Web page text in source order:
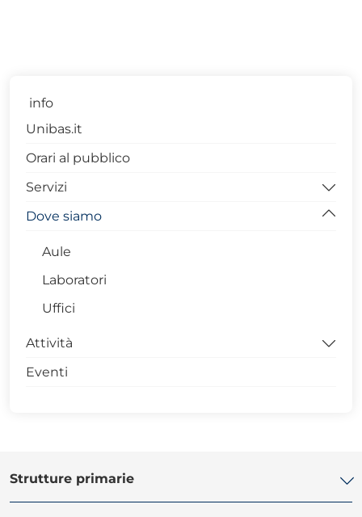
info
Unibas.it
Orari al pubblico
Servizi
Modulistica
Calendario
Riconoscimento idoneità
Dove siamo
Aule
Laboratori
Uffici
Attività
Autoapprendimento
Eventi
Strutture primarie